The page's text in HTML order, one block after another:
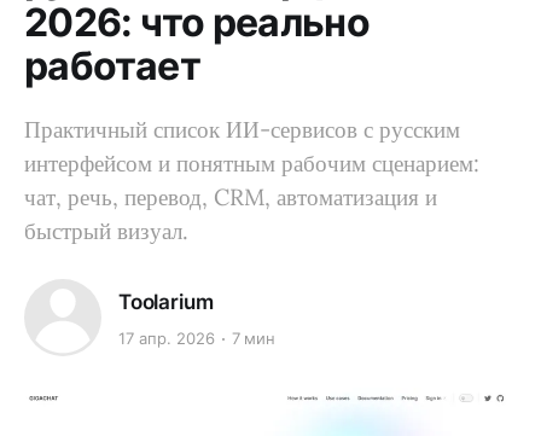
2026: что реально
работает
Практичный список ИИ-сервисов с русским
интерфейсом и понятным рабочим сценарием:
чат, речь, перевод, CRM, автоматизация и
быстрый визуал.
Toolarium
17 апр. 2026 7 мин